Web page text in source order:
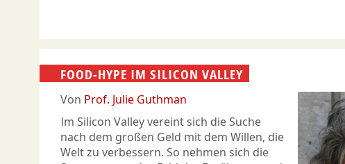
FOOD-HYPE IM SILICON VALLEY
Von Prof. Julie Guthman
Im Silicon Valley vereint sich die Suche
nach dem großen Geld mit dem Willen, die
Welt zu verbessern. So nehmen sich die